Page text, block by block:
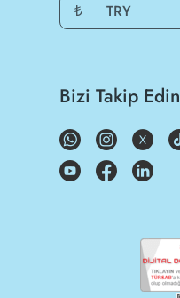
₺ TRY
Bizi Takip Edin